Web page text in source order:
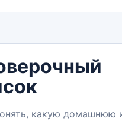
какую домашнюю